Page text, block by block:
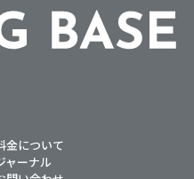
金について
ャーナル